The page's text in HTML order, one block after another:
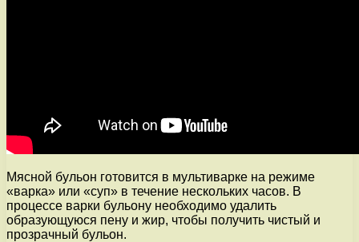
Мясной бульон готовится в мультиварке на режиме
«варка» или «суп» в течение нескольких часов. В
процессе варки бульону необходимо удалить
образующуюся пену и жир, чтобы получить чистый и
прозрачный бульон.